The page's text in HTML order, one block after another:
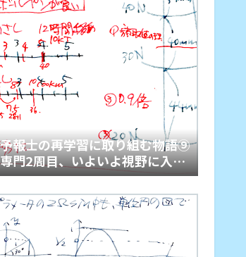
報士の再学習に取り組む物語⑨
門2周目、いよいよ視野に入っ
学習を計画